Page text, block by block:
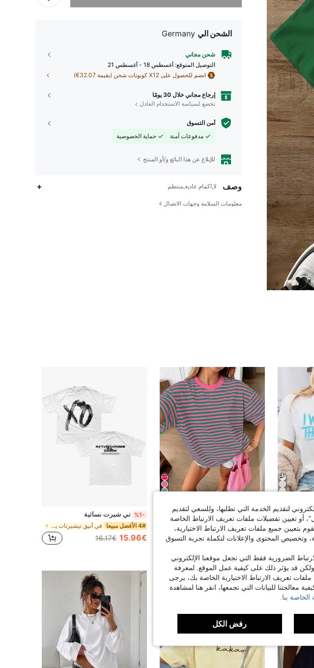
الشحن الي Germany
شحن مجاني
التوصيل المتوقع: أغسطس 18 - أغسطس 21
انضم للحصول على X12 كوبونات شحن (بقيمة 32.07€)
إرجاع مجاني خلال 30 يومًا
تخضع لسياسة الاستخدام العادل
أمن التسوق
مدفوعات آمنة
حماية الخصوصية
للإبلاغ عن هذا البائع و/أو المنتج
وصف لا,اكمام عادية,منتظم
معلومات السلامة وجهات الاتصال
قمصان صيفية جميلة للنساء 1 قطعة قمصان للنساء والرجال 2026 موسيقى البوب استعادة الذكريات شارع الخلفي للرجال والنساء تي شيرت، استعادة الذكريات، فرقة شارع الخلفي، BS
9.75€
%1- تي شيرت نسائية
4# الأفضل مبيعا في أنيق تيشيرتات يومية كاجوال
15.96€
16.17€
لتقديم الخدمة التي تطلبها، وللسعي لتقديم
تعيين تفضيلات ملفات تعريف الارتباط الخاصة
جميع ملفات تعريف الارتباط الاختيارية،
وتخصيص المحتوى والإعلانات لتكملة تجربة التسوق
الضرورية فقط التي تجعل موقعنا الإلكتروني
قد يؤثر ذلك على كيفية عمل الموقع. لمعرفة
تعريف الارتباط الاختيارية الخاصة بك، يرجى
معالجتنا للبيانات التي نجمعها، انقر هنا لمشاهدة
بنا.
رفض الكل